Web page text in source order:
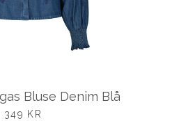
Bluse Denim Blå
UDSALGSPRIS
349 KR